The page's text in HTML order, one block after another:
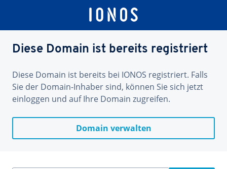
Diese Domain ist bereits registriert
Diese Domain ist bereits bei IONOS registriert. Falls
Sie der Domain-Inhaber sind, können Sie sich jetzt
einloggen und auf Ihre Domain zugreifen.
Domain verwalten